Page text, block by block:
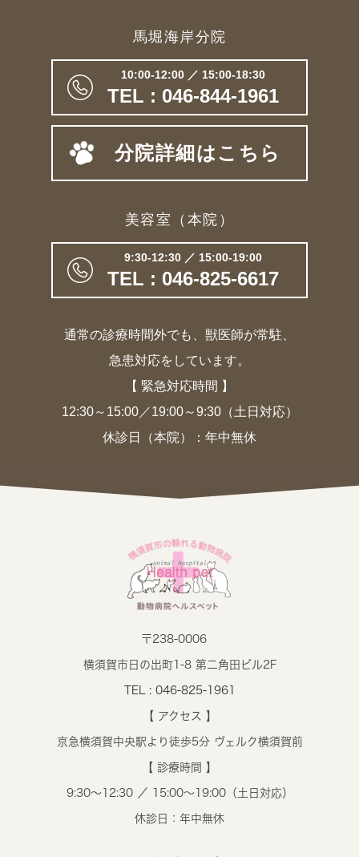
馬堀海岸分院
10:00-12:00 ／ 15:00-18:30
TEL : 046-844-1961
分院詳細はこちら
美容室（本院）
9:30-12:30 ／ 15:00-19:00
TEL : 046-825-6617
通常の診療時間外でも、獣医師が常駐、
急患対応をしています。
【 緊急対応時間 】
12:30～15:00／19:00～9:30（土日対応）
休診日（本院）：年中無休
〒238-0006
横須賀市日の出町1-8 第二角田ビル2F
TEL : 046-825-1961
【 アクセス 】
京急横須賀中央駅より徒歩5分 ヴェルク横須賀前
【 診療時間 】
9:30～12:30 ／ 15:00～19:00（土日対応）
休診日：年中無休